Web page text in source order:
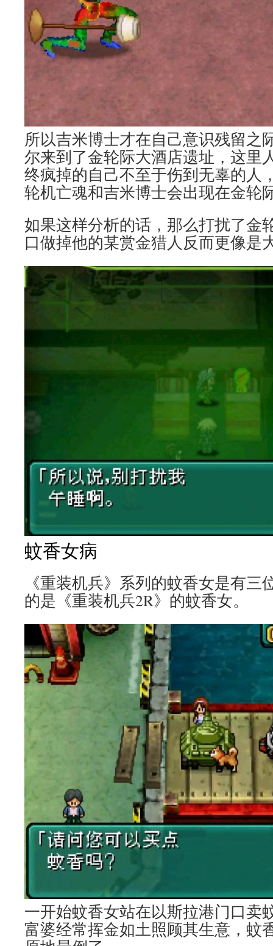
所以吉米博士才在自己意识残留之
尔来到了金轮际大酒店遗址，这里
终疯掉的自己不至于伤到无辜的人
轮机亡魂和吉米博士会出现在金轮
如果这样分析的话，那么打扰了金
口做掉他的某赏金猎人反而更像是
蚊香女病
《重装机兵》系列的蚊香女是有三
的是《重装机兵2R》的蚊香女。
一开始蚊香女站在以斯拉港门口卖
富婆经常挥金如土照顾其生意，蚊